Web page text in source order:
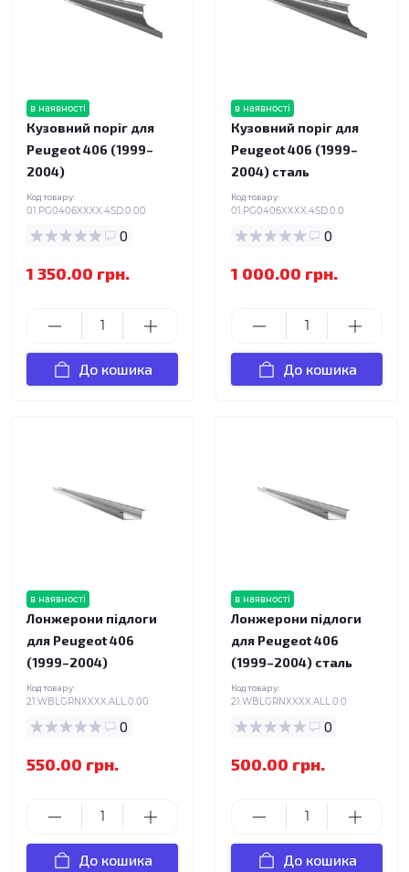
в наявності
Кузовний поріг для
Peugeot 406 (1999–
2004)
Код товару:
01.PG0406XXXX.4SD.0.00
0
1 350.00 грн.
До кошика
в наявності
Кузовний поріг для
Peugeot 406 (1999–
2004) сталь
Код товару:
01.PG0406XXXX.4SD.0.0
0
1 000.00 грн.
До кошика
в наявності
Лонжерони підлоги
для Peugeot 406
(1999–2004)
Код товару:
21.WBLGRNXXXX.ALL.0.00
0
550.00 грн.
До кошика
в наявності
Лонжерони підлоги
для Peugeot 406
(1999–2004) сталь
Код товару:
21.WBLGRNXXXX.ALL.0.0
0
500.00 грн.
До кошика